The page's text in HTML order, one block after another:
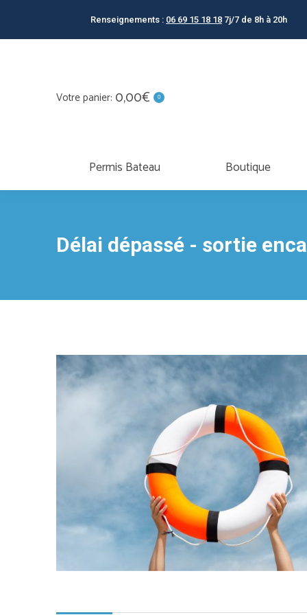
Renseignements : 06 69 15 18 187j/7 de 8h à 20h
Votre panier:0,00€ 0
Permis Bateau Boutique
Délai dépassé - sortie
PROFITER DE
OFFRIR UN BON
Permis Bateau Boutique